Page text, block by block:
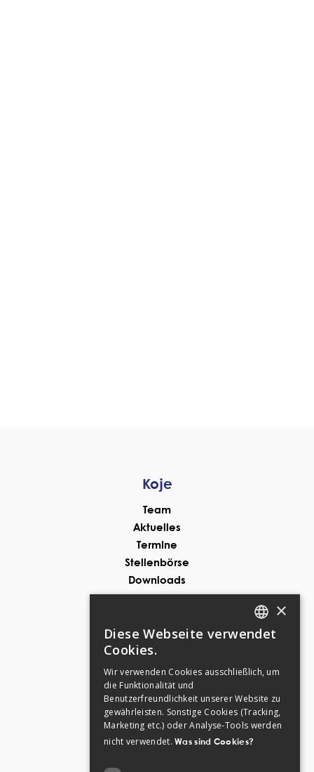
Koje
Team
Aktuelles
Termine
Stellenbörse
Downloads
koje
anker
taktisch klug
prävention
oja
Kontakt
GERMAN
×
Diese Webseite verwendet
Cookies.
Wir verwenden Cookies ausschließlich, um
die Funktionalität und
Benutzerfreundlichkeit unserer Website zu
gewährleisten. Sonstige Cookies (Tracking,
Marketing etc.) oder Analyse-Tools werden
nicht verwendet.Was sind Cookies?